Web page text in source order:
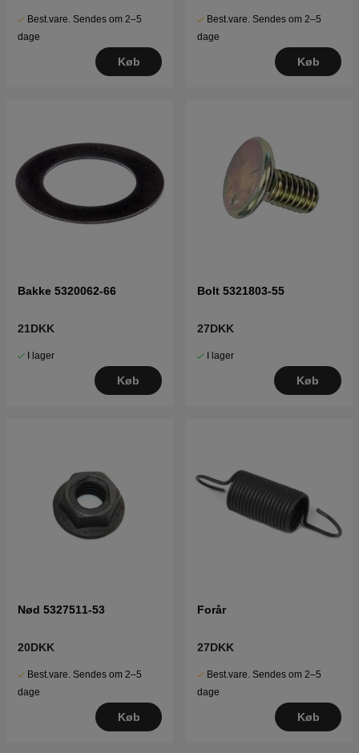
Best.vare. Sendes om 2–5
dage
Køb
Best.vare. Sendes om 2–5
dage
Køb
Bakke 5320062-66
21DKK
I lager
Køb
Bolt 5321803-55
27DKK
I lager
Køb
Nød 5327511-53
20DKK
Best.vare. Sendes om 2–5
dage
Køb
Forår
27DKK
Best.vare. Sendes om 2–5
dage
Køb